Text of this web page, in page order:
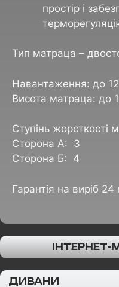
простір і
Тип матраца –
Навантаження: до
Висота матраца: до
Ступінь жорсткості
Сторона А: 3
Сторона Б: 4
Гарантія на виріб 24
ДИВАНИ